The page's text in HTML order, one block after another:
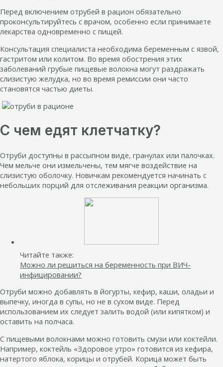
Перед включением отрубей в рацион обязательно
проконсультируйтесь с врачом, особенно если принимаете
лекарства одновременно с пищей.
Консультация специалиста необходима беременным с язвой,
гастритом или колитом. Во время обострения этих
заболеваний грубые пищевые волокна могут раздражать
слизистую желудка, но во время ремиссии они часто
становятся частью диеты.
С чем едят клетчатку?
Отруби доступны в рассыпном виде, гранулах или палочках.
Чем мельче они измельчены, тем мягче воздействие на
слизистую оболочку. Новичкам рекомендуется начинать с
небольших порций для отслеживания реакции организма.
Читайте также:
Можно ли решиться на беременность при ВИЧ-
инфицировании?
Отруби можно добавлять в йогурты, кефир, каши, оладьи и
выпечку, иногда в супы, но не в сухом виде. Перед
использованием их следует залить водой (или кипятком) и
оставить на полчаса.
С пищевыми волокнами можно готовить смузи или коктейли.
Например, коктейль «Здоровое утро» готовится из кефира,
натертого яблока, корицы и отрубей. Корица может быть